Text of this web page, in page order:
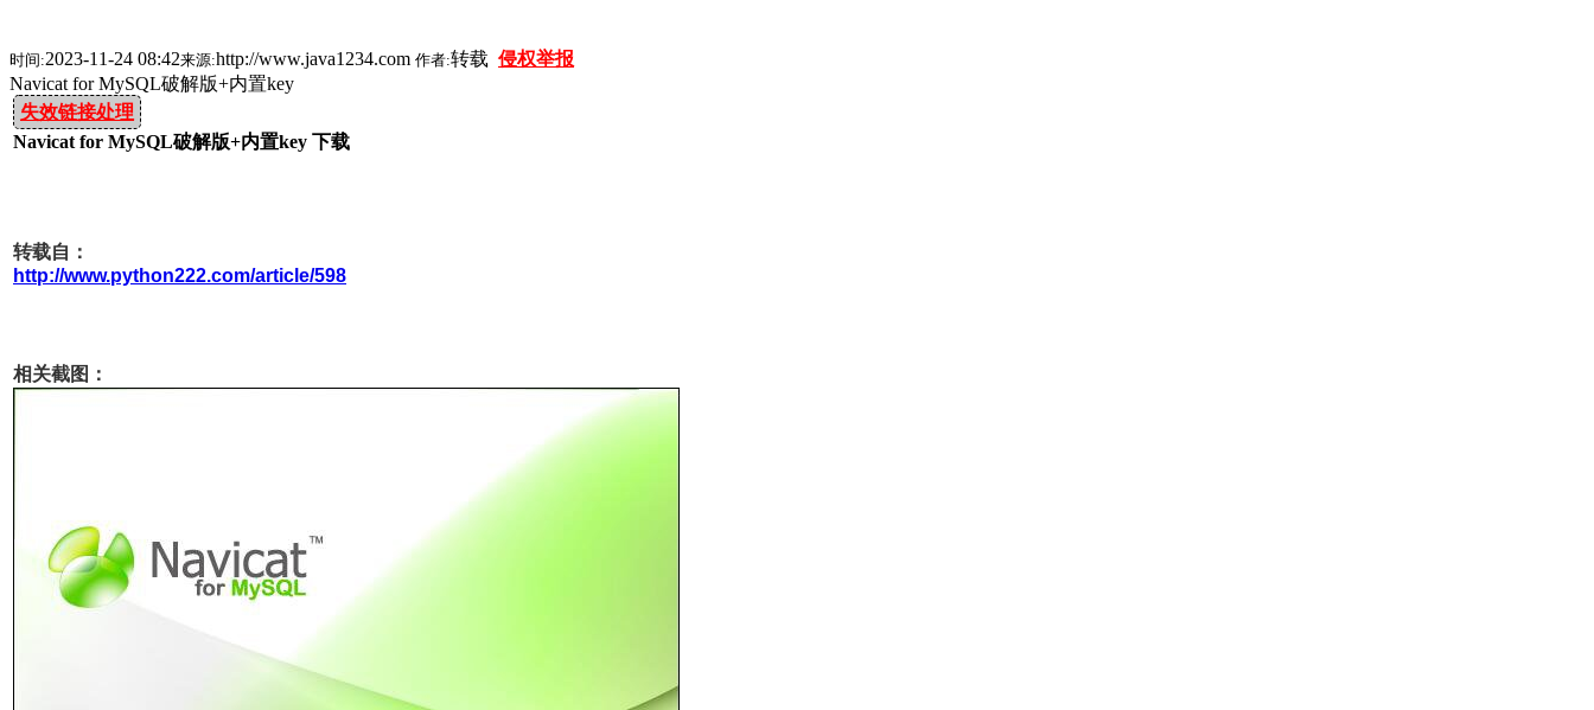
时间:2023-11-24 08:42来源:http://www.java1234.com 作者:转载 侵权举报
Navicat for MySQL破解版+内置key
失效链接处理
Navicat for MySQL破解版+内置key 下载
转载自：
http://www.python222.com/article/598
相关截图：